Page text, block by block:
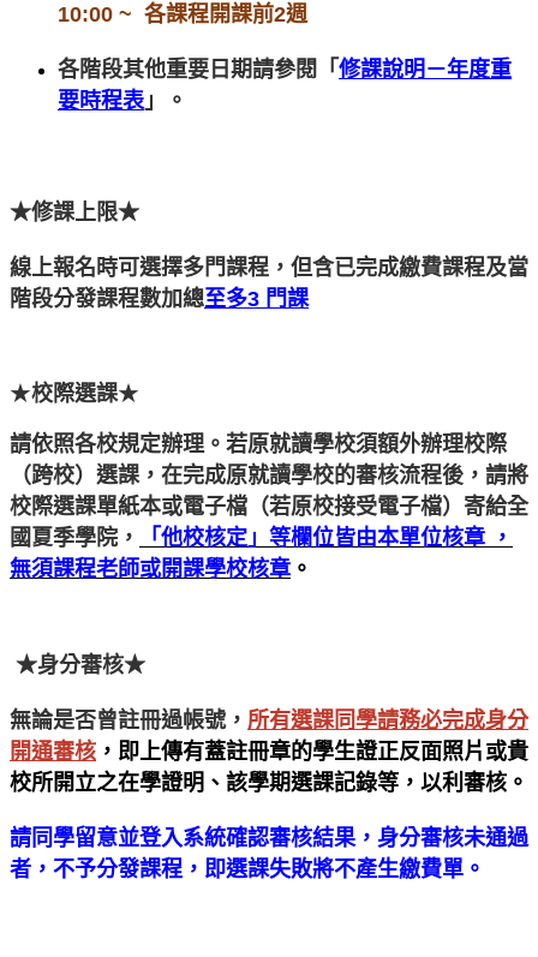
10:00 ~ 各課程開課前2週
各階段其他重要日期請參閱「 修課說明－年度重
要時程表 」。
★修課上限★
線上報名時可選擇多門課程，但含已完成繳費課程及當
階段分發課程數加總至多3 門課
★校際選課★
請依照各校規定辦理。若原就讀學校須額外辦理校際
（跨校）選課，在完成原就讀學校的審核流程後，請將
校際選課單紙本或電子檔（若原校接受電子檔）寄給全
國夏季學院 ， 「他校核定」等欄位皆由本單位核章 ，
無須課程老師或開課學校核章 。
★身分審核★
無論是否曾註冊過帳號， 所有選課同學請務必完成身分
開通審核 ，即上傳有蓋註冊章的學生證正反面照片或貴
校所開立之在學證明、該學期選課記錄等 ，以利審核。
請同學留意並登入系統確認審核結果，身分審核未通過
者，不予分發課程，即選課失敗將不產生繳費單。